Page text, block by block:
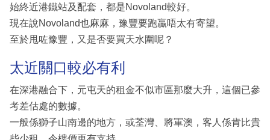
始終近港鐵站及配套，都是Novoland較好。
現在說Novoland也麻麻，豫豐要跑贏唔太有寄望。
至於甩咗豫豐，又是否要買天水圍呢？
太近關口較必有利
在深港融合下，元屯天的租金不似市區那麼大升，這個已參
考差估處的數據。
一般係獅子山南邊的地方，或荃灣、將軍澳，客人係肯比貴